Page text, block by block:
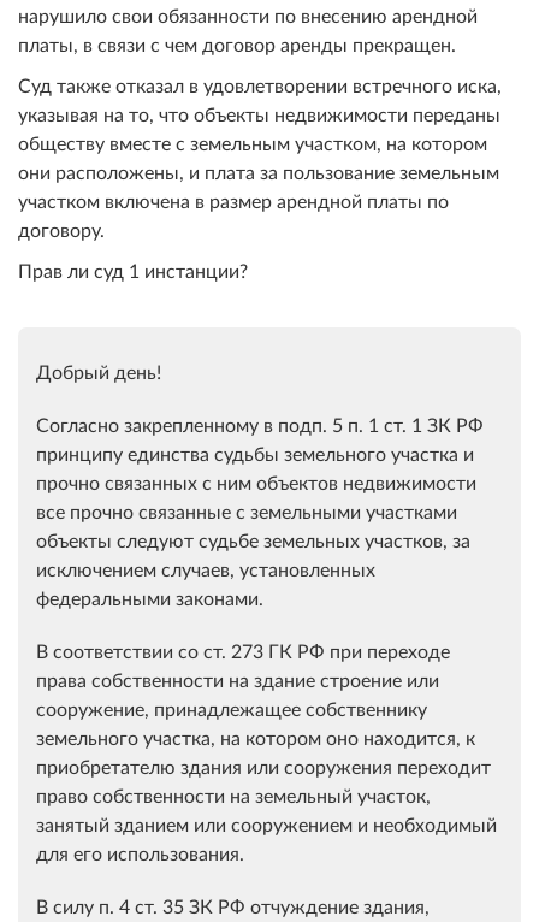
нарушило свои обязанности по внесению арендной
платы, в связи с чем договор аренды прекращен.
Суд также отказал в удовлетворении встречного иска,
указывая на то, что объекты недвижимости переданы
обществу вместе с земельным участком, на котором
они расположены, и плата за пользование земельным
участком включена в размер арендной платы по
договору.
Прав ли суд 1 инстанции?
Добрый день!
Согласно закрепленному в подп. 5 п. 1 ст. 1 ЗК РФ
принципу единства судьбы земельного участка и
прочно связанных с ним объектов недвижимости
все прочно связанные с земельными участками
объекты следуют судьбе земельных участков, за
исключением случаев, установленных
федеральными законами.
В соответствии со ст. 273 ГК РФ при переходе
права собственности на здание строение или
сооружение, принадлежащее собственнику
земельного участка, на котором оно находится, к
приобретателю здания или сооружения переходит
право собственности на земельный участок,
занятый зданием или сооружением и необходимый
для его использования.
В силу п. 4 ст. 35 ЗК РФ отчуждение здания,